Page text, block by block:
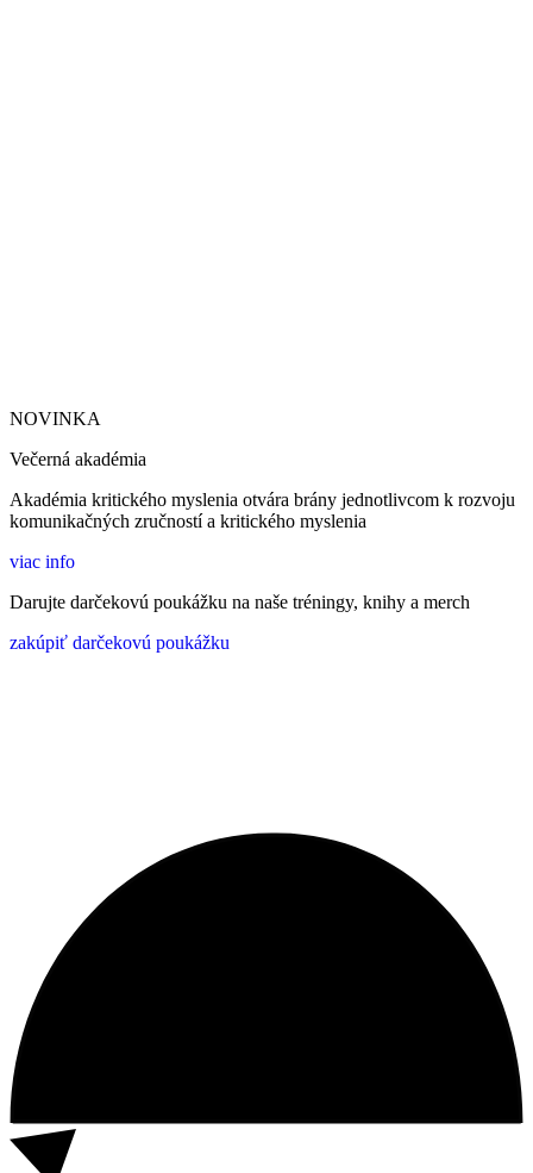
NOVINKA
Večerná akadémia
Akadémia kritického myslenia otvára brány jednotlivcom k rozvoju
komunikačných zručností a kritického myslenia
viac info
Darujte darčekovú poukážku na naše tréningy, knihy a merch
zakúpiť darčekovú poukážku